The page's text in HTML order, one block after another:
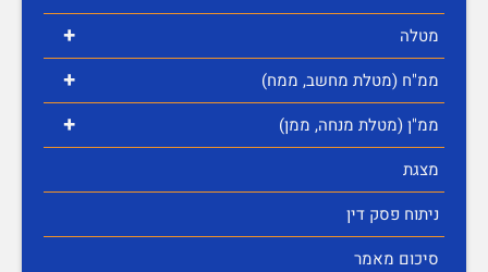
+ מטלה
+ ממ"ח (מטלת מחשב, ממח)
+
ממ"ן (מטלת מנחה, ממן)
מצגת
ניתוח פסק דין
סיכום מאמר